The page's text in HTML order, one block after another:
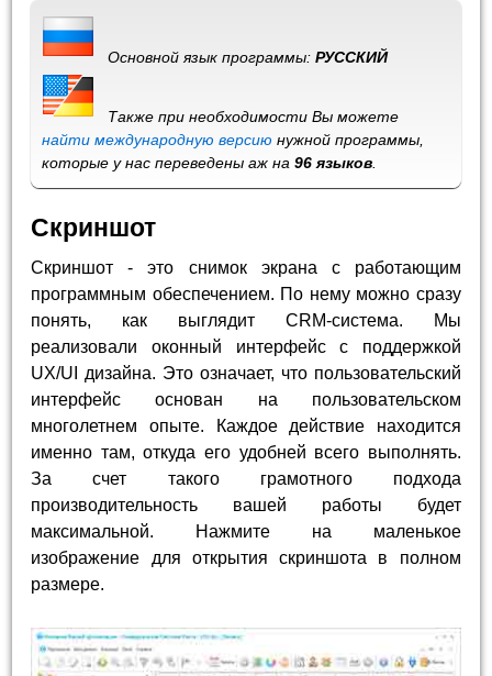
Основной язык программы:РУССКИЙ
Также при необходимости Вы можете
найти международную версию нужной программы,
которые у нас переведены аж на96 языков
Скриншот
Скриншот - это снимок экрана с работающим
программным обеспечением. По нему можно сразу
понять, как выглядит CRM-система. Мы
реализовали оконный интерфейс с поддержкой
UX/UI дизайна. Это означает, что пользовательский
интерфейс основан на пользовательском
многолетнем опыте. Каждое действие находится
именно там, откуда его удобней всего выполнять.
За счет такого грамотного подхода
производительность вашей работы будет
максимальной. Нажмите на маленькое
изображение для открытия скриншота в полном
размере.